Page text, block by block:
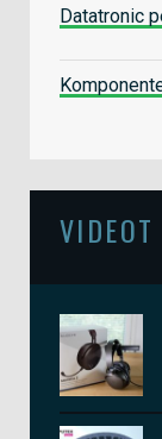
Datatronic
VIDEOT